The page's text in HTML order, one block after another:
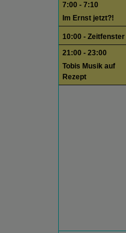
7:00 - 7:10
Im Ernst jetzt?!
10:00 - Zeitfenster
21:00 - 23:00
Tobis Musik auf
Rezept